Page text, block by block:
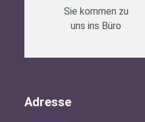
Sie kommen zu
uns ins Büro
Adresse